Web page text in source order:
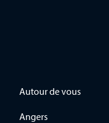
Autour de vous
Angers